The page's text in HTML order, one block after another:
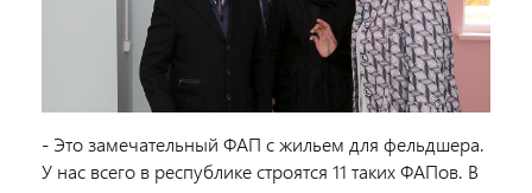
- Это замечательный ФАП с жильем для фельдшера.
У нас всего в республике строятся 11 таких ФАПов. В